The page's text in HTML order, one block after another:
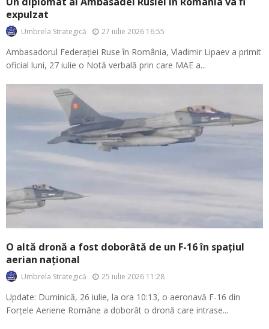
expulzat
Umbrela Strategică 27 iulie 2026 16:55
Ambasadorul Federației Ruse în România, Vladimir Lipaev a primit
oficial luni, 27 iulie o Notă verbală prin care MAE a...
O altă dronă a fost doborâtă de un F-16 în spațiul
aerian național
Umbrela Strategică 25 iulie 2026 11:28
Update: Duminică, 26 iulie, la ora 10:13, o aeronavă F-16 din
Forțele Aeriene Române a doborât o dronă care intrase...